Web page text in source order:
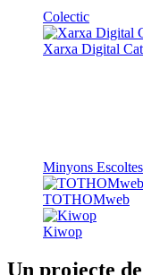
Un projecte de
Generalitat de Catalunya